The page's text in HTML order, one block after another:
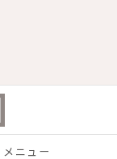
メニュー